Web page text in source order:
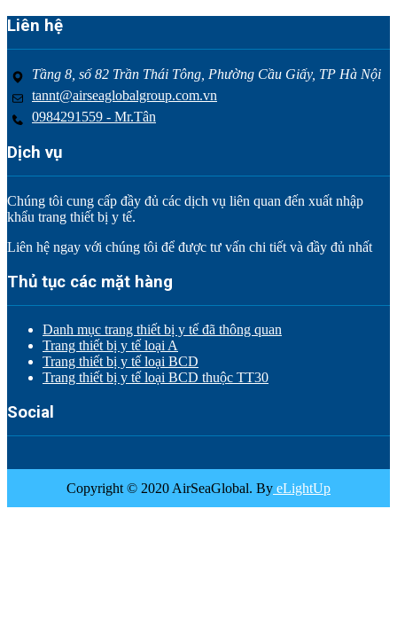
Liên hệ
Tầng 8, số 82 Trần Thái Tông, Phường Cầu Giấy, TP Hà Nội
tannt@airseaglobalgroup.com.vn
0984291559 - Mr.Tân
Dịch vụ
Chúng tôi cung cấp đầy đủ các dịch vụ liên quan đến xuất nhập
khẩu trang thiết bị y tế.
Liên hệ ngay với chúng tôi để được tư vấn chi tiết và đầy đủ nhất
Thủ tục các mặt hàng
Danh mục trang thiết bị y tế đã thông quan
Trang thiết bị y tế loại A
Trang thiết bị y tế loại BCD
Trang thiết bị y tế loại BCD thuộc TT30
Social
Copyright © 2020 AirSeaGlobal. By eLightUp